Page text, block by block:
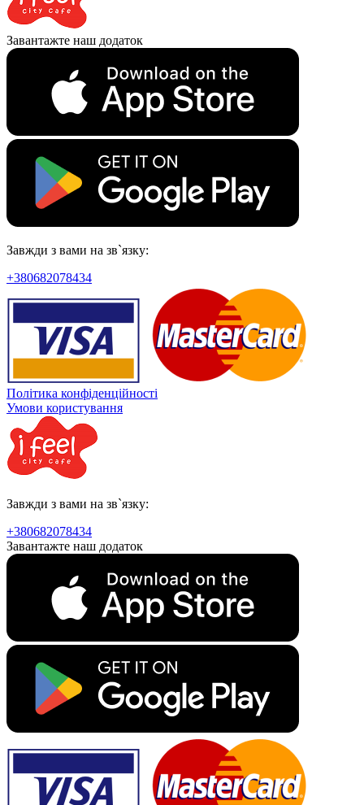
Завантажте наш додаток
Завжди з вами на зв`язку:
+380682078434
Політика конфіденційності
Умови користування
Завжди з вами на зв`язку:
+380682078434
Завантажте наш додаток